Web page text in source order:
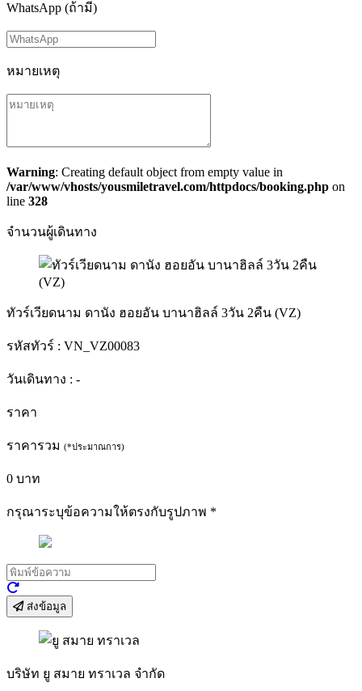
WhatsApp (ถ้ามี)
หมายเหตุ
Warning: Creating default object from empty value in
/var/www/vhosts/yousmiletravel.com/httpdocs/booking.php on
line 328
จำนวนผู้เดินทาง
ทัวร์เวียดนาม ดานัง ฮอยอัน บานาฮิลล์ 3วัน 2คืน (VZ)
รหัสทัวร์ : VN_VZ00083
วันเดินทาง : -
ราคา
ราคารวม (*ประมาณการ)
0 บาท
กรุณาระบุข้อความให้ตรงกับรูปภาพ *
ส่งข้อมูล
บริษัท ยู สมาย ทราเวล จำกัด